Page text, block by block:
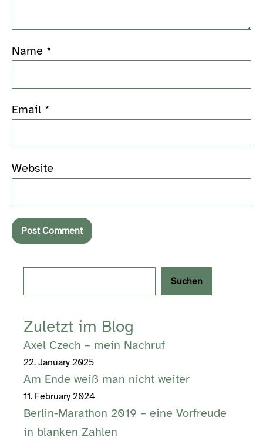
Name *
Email *
Website
Suchen
Zuletzt im Blog
Axel Czech – mein Nachruf
22. January 2025
Am Ende weiß man nicht weiter
11. February 2024
Berlin-Marathon 2019 – eine Vorfreude
in blanken Zahlen